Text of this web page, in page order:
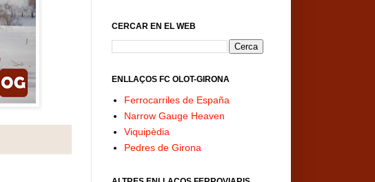
CERCAR EN EL WEB
ENLLAÇOS FC OLOT-GIRONA
Ferrocarriles de España
Narrow Gauge Heaven
Viquipèdia
Pedres de Girona